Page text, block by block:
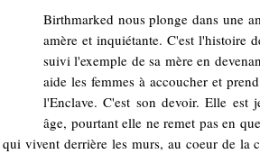
Birthmarked nous plonge dans une
amère et inquiétante. C'est l'histoire
suivi l'exemple de sa mère en
aide les femmes à accoucher et
l'Enclave. C'est son devoir. Elle est
âge, pourtant elle ne remet pas en
vivent derrière les murs, au coeur de la